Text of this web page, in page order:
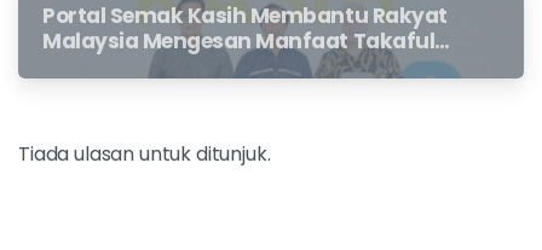
Portal Semak Kasih Membantu Rakyat
Malaysia Mengesan Manfaat Takaful
Dan Insurans Hayat Yang Belum
Tiada ulasan untuk ditunjuk.